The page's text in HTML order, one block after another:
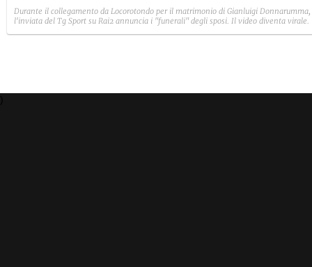
Durante il collegamento da Locorotondo per il matrimonio di Gianluigi Donnarumma,
l'inviata del Tg Sport su Rai2 annuncia i "funerali" degli sposi. Il video diventa virale.